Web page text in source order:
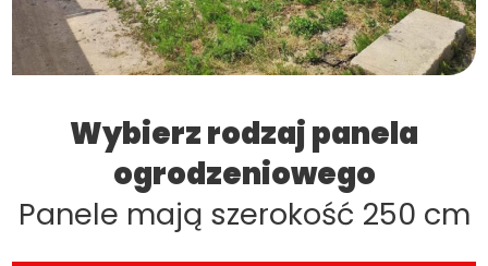
Wybierz rodzaj panela
ogrodzeniowego
Panele mają szerokość 250 cm